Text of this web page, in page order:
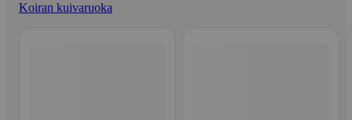
Koiran kuivaruoka